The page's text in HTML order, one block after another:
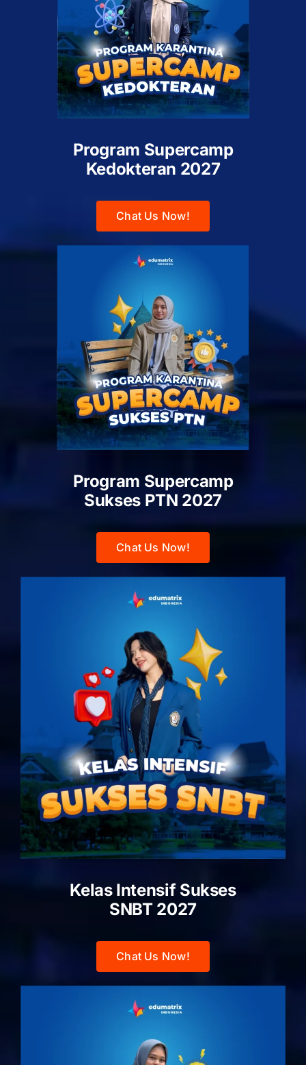
Program Supercamp
Kedokteran 2027
Chat Us Now!
Program Supercamp
Sukses PTN 2027
Chat Us Now!
Kelas Intensif Sukses
SNBT 2027
Chat Us Now!